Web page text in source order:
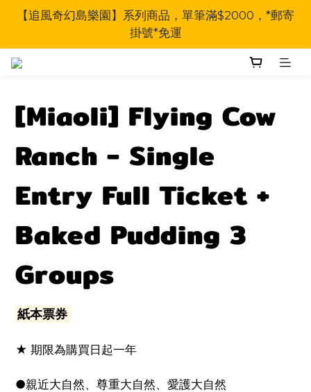
【追風奇幻島樂園】系列商品，單筆滿$2000，*郵寄
掛號*免運
[Miaoli] Flying Cow
Ranch - Single
Entry Full Ticket +
Baked Pudding 3
Groups
紙本票券
★ 期限為購買日起一年
●親近大自然、尊重大自然、愛護大自然